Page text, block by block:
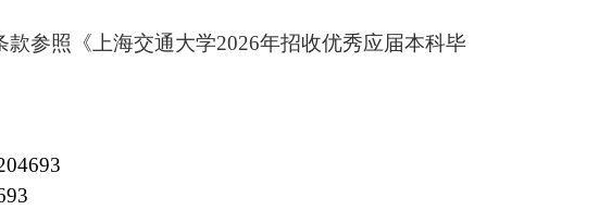
款参照《上海交通大学2026年招收优秀应届本科毕